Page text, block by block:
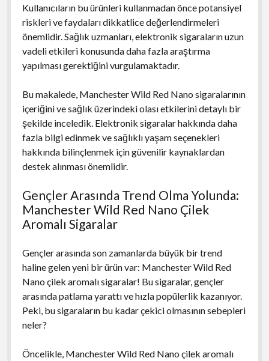
Kullanıcıların bu ürünleri kullanmadan önce potansiyel
riskleri ve faydaları dikkatlice değerlendirmeleri
önemlidir. Sağlık uzmanları, elektronik sigaraların uzun
vadeli etkileri konusunda daha fazla araştırma
yapılması gerektiğini vurgulamaktadır.
Bu makalede, Manchester Wild Red Nano sigaralarının
içeriğini ve sağlık üzerindeki olası etkilerini detaylı bir
şekilde inceledik. Elektronik sigaralar hakkında daha
fazla bilgi edinmek ve sağlıklı yaşam seçenekleri
hakkında bilinçlenmek için güvenilir kaynaklardan
destek alınması önemlidir.
Gençler Arasında Trend Olma Yolunda:
Manchester Wild Red Nano Çilek
Aromalı Sigaralar
Gençler arasında son zamanlarda büyük bir trend
haline gelen yeni bir ürün var: Manchester Wild Red
Nano çilek aromalı sigaralar! Bu sigaralar, gençler
arasında patlama yarattı ve hızla popülerlik kazanıyor.
Peki, bu sigaraların bu kadar çekici olmasının sebepleri
neler?
Öncelikle, Manchester Wild Red Nano çilek aromalı